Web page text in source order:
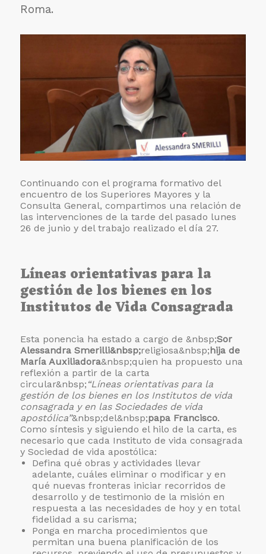
Roma.
Continuando con el programa formativo del
encuentro de los Superiores Mayores y la
Consulta General, compartimos una relación de
las intervenciones de la tarde del pasado lunes
26 de junio y del trabajo realizado el día 27.
Líneas orientativas para la
gestión de los bienes en los
Institutos de Vida Consagrada
Esta ponencia ha estado a cargo de &nbsp;Sor
Alessandra Smerilli&nbsp;religiosa&nbsp;hija de
María Auxiliadora&nbsp;quien ha propuesto una
reflexión a partir de la carta
circular&nbsp; “Líneas orientativas para la
gestión de los bienes en los Institutos de vida
consagrada y en las Sociedades de vida
apostólica”&nbsp;del&nbsp;papa Francisco.
Como síntesis y siguiendo el hilo de la carta, es
necesario que cada Instituto de vida consagrada
y Sociedad de vida apostólica:
Defina qué obras y actividades llevar
adelante, cuáles eliminar o modificar y en
qué nuevas fronteras iniciar recorridos de
desarrollo y de testimonio de la misión en
respuesta a las necesidades de hoy y en total
fidelidad a su carisma;
Ponga en marcha procedimientos que
permitan una buena planificación de los